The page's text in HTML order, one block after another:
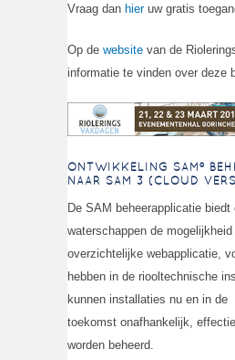
Vraag dan hieruw gratis
Op de website van de
informatie te vinden over deze
ONTWIKKELING SAM ®
NAAR SAM 3 (CLOUD
De SAM beheerapplicatie biedt
waterschappen de
overzichtelijke webapplicatie,
hebben in de riooltechnische
kunnen installaties nu en in de
toekomst onafhankelijk,
worden beheerd.